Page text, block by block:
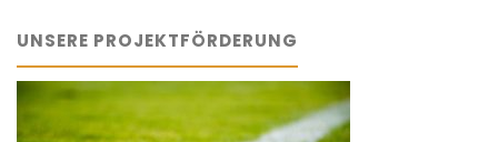
UNSERE PROJEKTFÖRDERUNG